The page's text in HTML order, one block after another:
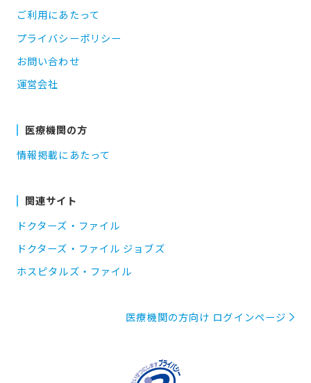
ご利用にあたって
プライバシーポリシー
お問い合わせ
運営会社
医療機関の方
情報掲載にあたって
関連サイト
ドクターズ・ファイル
ドクターズ・ファイル ジョブズ
ホスピタルズ・ファイル
医療機関の方向け ログインページ